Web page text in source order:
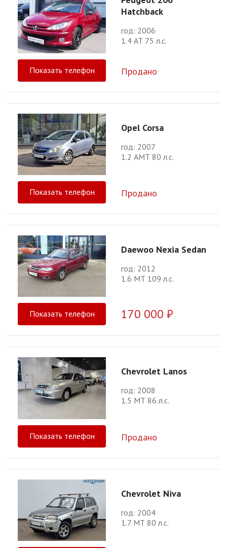
Hatchback
год: 2006
1.4 АТ 75 л.с.
Показать телефон Продано
Opel Corsa
год: 2007
1.2 АМТ 80 л.с.
Показать телефон Продано
Daewoo Nexia Sedan
год: 2012
1.6 МТ 109 л.с.
Показать телефон 170 000 ₽
Chevrolet Lanos
год: 2008
1.5 МТ 86 л.с.
Показать телефон Продано
Chevrolet Niva
год: 2004
1.7 МТ 80 л.с.